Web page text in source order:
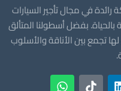
رائدة في مجال تأجير السيارات
بفضل أسطولنا المتألق
تجمع بين الأناقة والأسلوب